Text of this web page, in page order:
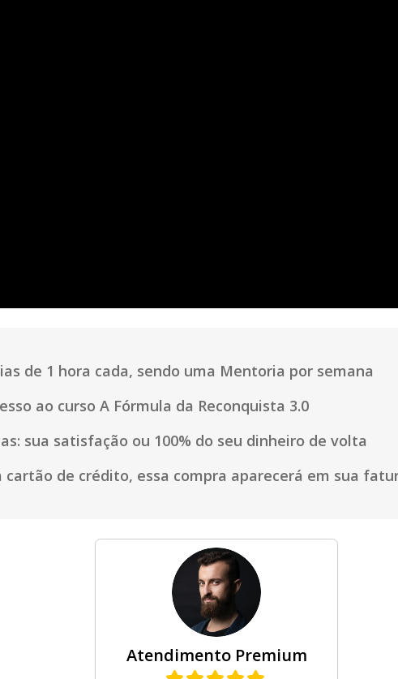
de 1 hora cada, sendo uma Mentoria por semana
ao curso A Fórmula da Reconquista 3.0
sua satisfação ou 100% do seu dinheiro de volta
cartão de crédito, essa compra aparecerá em sua
Atendimento Premium